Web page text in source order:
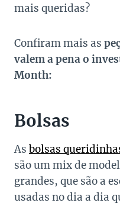
mais queridas?
Confiram mais as
valem a pena o
Month:
Bolsas
As bolsas
são um mix de
grandes, que são a
usadas no dia a dia